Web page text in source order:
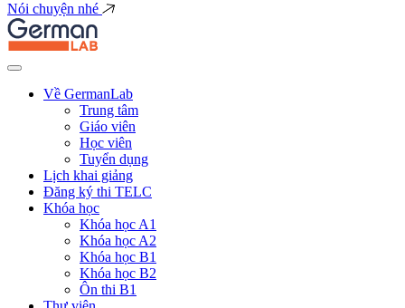
Nói chuyện nhé
Về GermanLab
Trung tâm
Giáo viên
Học viên
Tuyển dụng
Lịch khai giảng
Đăng ký thi TELC
Khóa học
Khóa học A1
Khóa học A2
Khóa học B1
Khóa học B2
Ôn thi B1